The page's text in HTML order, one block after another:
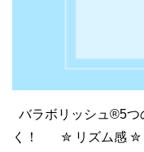
バラボリッシュ®5つ
く！ ✮ リズム感 ✮